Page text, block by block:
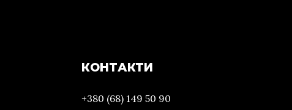
КОНТАКТИ
+380 (68) 149 50 90